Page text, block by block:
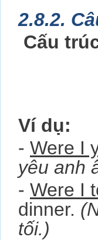
2.8.2.
Cấu
Ví dụ:
- Were I
yêu anh
- Were I
dinner.
tối.)